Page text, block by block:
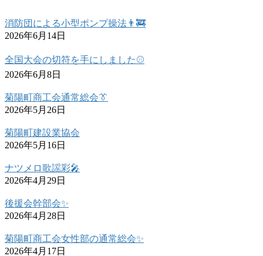
消防団による小型ポンプ操法👨‍🚒
2026年6月14日
全国大会の切符を手にしました⚾
2026年6月8日
菊陽町商工会通常総会👔
2026年5月26日
菊陽町建設業協会
2026年5月16日
ナツメロ歌謡彩🎤
2026年4月29日
後援会幹部会✨
2026年4月28日
菊陽町商工会女性部の通常総会✨
2026年4月17日